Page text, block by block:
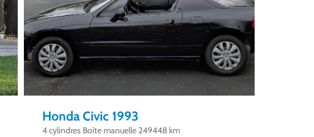
Honda Civic 1993
4 cylindres Boîte manuelle 249448 km